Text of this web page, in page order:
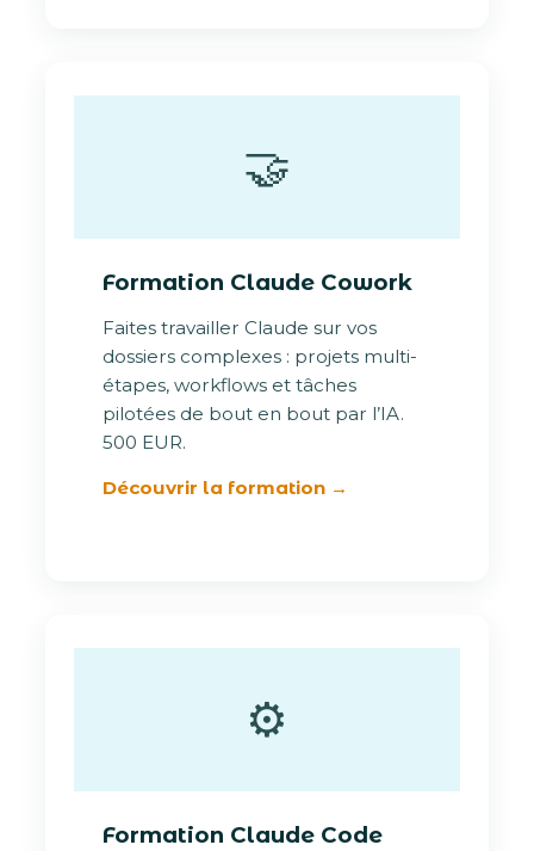
🤝
Formation Claude Cowork
Faites travailler Claude sur vos
dossiers complexes : projets multi-
étapes, workflows et tâches
pilotées de bout en bout par l’IA.
500 EUR.
Découvrir la formation →
⚙️
Formation Claude Code